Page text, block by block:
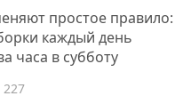
простое правило:
каждый день
часа в субботу
227